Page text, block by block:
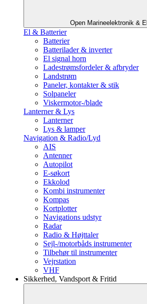
Open Marineelektronik & El
El & Batterier
Batterier
Batterilader & inverter
El signal horn
Ladestrømsfordeler & afbryder
Landstrøm
Paneler, kontakter & stik
Solpaneler
Viskermotor-/blade
Lanterner & Lys
Lanterner
Lys & lamper
Navigation & Radio/Lyd
AIS
Antenner
Autopilot
E-søkort
Ekkolod
Kombi instrumenter
Kompas
Kortplotter
Navigations udstyr
Radar
Radio & Højttaler
Sejl-/motorbåds instrumenter
Tilbehør til instrumenter
Vejrstation
VHF
Sikkerhed, Vandsport & Fritid